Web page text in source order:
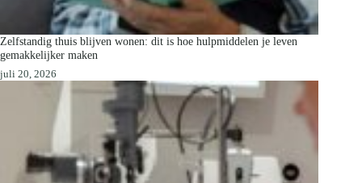
Zelfstandig thuis blijven wonen: dit is hoe hulpmiddelen je leven
gemakkelijker maken
juli 20, 2026